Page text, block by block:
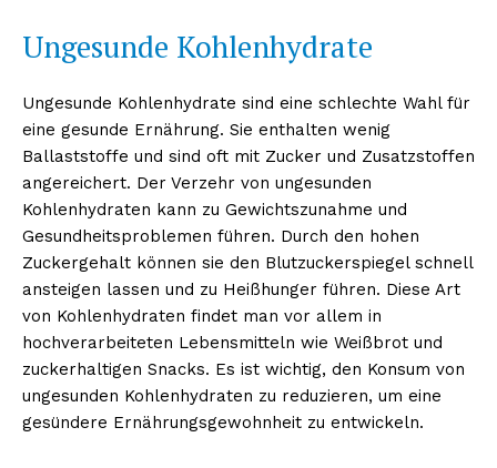
Ungesunde Kohlenhydrate
Ungesunde Kohlenhydrate sind eine schlechte Wahl für
eine gesunde Ernährung. Sie enthalten wenig
Ballaststoffe und sind oft mit Zucker und Zusatzstoffen
angereichert. Der Verzehr von ungesunden
Kohlenhydraten kann zu Gewichtszunahme und
Gesundheitsproblemen führen. Durch den hohen
Zuckergehalt können sie den Blutzuckerspiegel schnell
ansteigen lassen und zu Heißhunger führen. Diese Art
von Kohlenhydraten findet man vor allem in
hochverarbeiteten Lebensmitteln wie Weißbrot und
zuckerhaltigen Snacks. Es ist wichtig, den Konsum von
ungesunden Kohlenhydraten zu reduzieren, um eine
gesündere Ernährungsgewohnheit zu entwickeln.